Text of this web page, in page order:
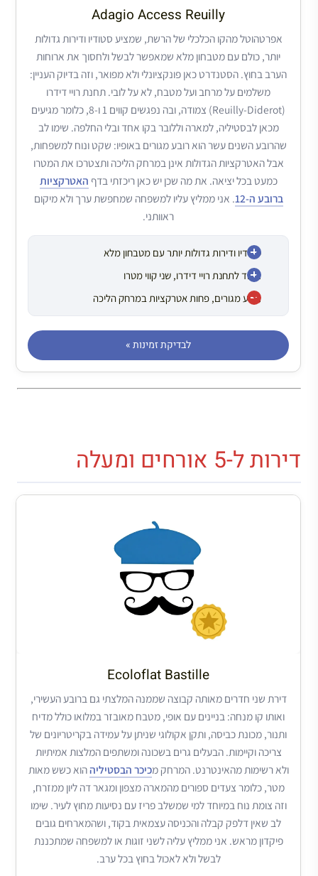
Adagio Access Reuilly
סטודיו ודירות גדולות יותר עם מטבחון מלא
צמוד לתחנת רויי דידרו, שני קווי מטרו
רובע מגורים, פחות אטרקציות במרחק הליכה
אפרטהוטל מהקו הכלכלי של הרשת, שמציע סטודיו ודירות גדולות
יותר, כולם עם מטבחון מלא שמאפשר לבשל ולחסוך את ארוחות
הערב בחוץ. הסטנדרט כאן פונקציונלי ולא מפואר, וזה בדיוק העניין:
משלמים על מרחב ועל מטבח, לא על לובי. תחנת רויי דידרו
(Reuilly-Diderot) צמודה, ובה נפגשים קווים 1 ו-8, כלומר מגיעים
מכאן לבסטיליה, למארה וללובר בקו אחד ובלי החלפה. שימו לב
שהרובע השנים עשר הוא רובע מגורים באופיו: שקט ונוח למשפחות,
אבל האטרקציות הגדולות אינן במרחק הליכה ותצטרכו את המטרו
כמעט בכל יציאה. את מה שכן יש כאן ריכזתי בדף האטרקציות
ברובע ה-12
. אני ממליץ עליו למשפחה שמחפשת ערך ולא מיקום
ראוותני.
לבדיקת זמינות »
דירות ל-5 אורחים ומעלה
Ecoloflat Bastille
דירת שני חדרים מאותה קבוצה שממנה המלצתי גם ברובע העשירי,
ואותו קו מנחה: בניינים עם אופי, מטבח מאובזר במלואו כולל מדיח
ותנור, מכונת כביסה, ותקן אקולוגי שניתן על עמידה בקריטריונים של
צריכה וקיימות. הבעלים גרים בשכונה ומשתפים המלצות אמיתיות
ולא רשימות מהאינטרנט. המרחק מכיכר הבסטיליההוא כשש מאות
מטר, כלומר צעדים ספורים מהמארה מצפון ומגאר דה ליון ממזרח,
וזה צומת נוח במיוחד למי שמשלב פריז עם נסיעות מחוץ לעיר. שימו
לב שאין דלפק קבלה והכניסה עצמאית בקוד, ושהמארחים גובים
פיקדון מראש. אני ממליץ עליה לשני זוגות או למשפחה שמתכננת
לבשל ולא לאכול בחוץ בכל ערב.